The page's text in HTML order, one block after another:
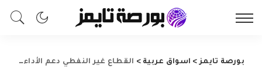
بورصة تايمز> اسواق عربية > القطاع غير النفطي دعم الأداء القوي لأسهم دبي